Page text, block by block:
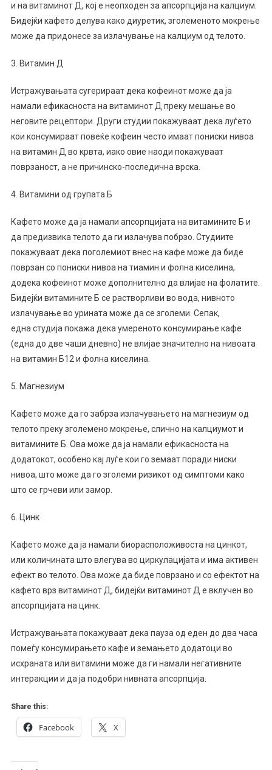
и на витаминот Д, кој е неопходен за апсорпција на калциум.
Бидејќи кафето делува како диуретик, зголеменото мокрење
може да придонесе за излачување на калциум од телото.
3. Витамин Д
Истражувањата сугерираат дека кофеинот може да ја
намали ефикасноста на витаминот Д преку мешање во
неговите рецептори. Други студии покажуваат дека луѓето
кои консумираат повеќе кофеин често имаат пониски нивоа
на витамин Д во крвта, иако овие наоди покажуваат
поврзаност, а не причинско-последична врска.
4. Витамини од групата Б
Кафето може да ја намали апсорпцијата на витамините Б и
да предизвика телото да ги излачува побрзо. Студиите
покажуваат дека поголемиот внес на кафе може да биде
поврзан со пониски нивоа на тиамин и фолна киселина,
додека кофеинот може дополнително да влијае на фолатите.
Бидејќи витамините Б се растворливи во вода, нивното
излачување во урината може да се зголеми. Сепак,
една студија покажа дека умереното консумирање кафе
(една до две чаши дневно) не влијае значително на нивоата
на витамин Б12 и фолна киселина.
5. Магнезиум
Кафето може да го забрза излачувањето на магнезиум од
телото преку зголемено мокрење, слично на калциумот и
витамините Б. Ова може да ја намали ефикасноста на
додатокот, особено кај луѓе кои го земаат поради ниски
нивоа, што може да го зголеми ризикот од симптоми како
што се грчеви или замор.
6. Цинк
Кафето може да ја намали биорасположивоста на цинкот,
или количината што влегува во циркулацијата и има активен
ефект во телото. Ова може да биде поврзано и со ефектот на
кафето врз витаминот Д, бидејќи витаминот Д е вклучен во
апсорпцијата на цинк.
Истражувањата покажуваат дека пауза од еден до два часа
помеѓу консумирањето кафе и земањето додатоци во
исхраната или витамини може да ги намали негативните
интеракции и да ја подобри нивната апсорпција.
Share this:
Facebook X